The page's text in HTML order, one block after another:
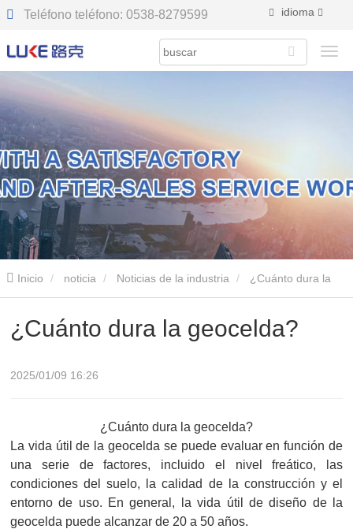
Teléfono teléfono: 0538-8279599 idioma
Inicio noticia Noticias de la industria
¿Cuánto dura la geocelda?
2025/01/09 16:26
¿Cuánto dura la geocelda?
La vida útil de la geocelda se puede evaluar en función de
una serie de factores, incluido el nivel freático, las
condiciones del suelo, la calidad de la construcción y el
entorno de uso. En general, la vida útil de diseño de la
geocelda puede alcanzar de 20 a 50 años.